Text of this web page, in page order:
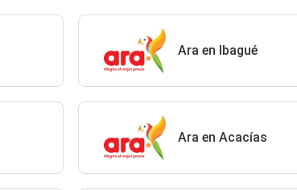
Ara en Ibagué
Ara en Acacías